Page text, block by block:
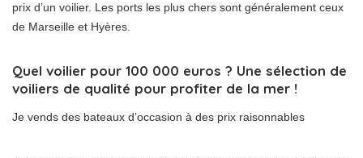
prix d’un voilier. Les ports les plus chers sont généralement ceux
de Marseille et Hyères.
Quel voilier pour 100 000 euros ? Une sélection de
voiliers de qualité pour profiter de la mer !
Je vends des bateaux d’occasion à des prix raisonnables